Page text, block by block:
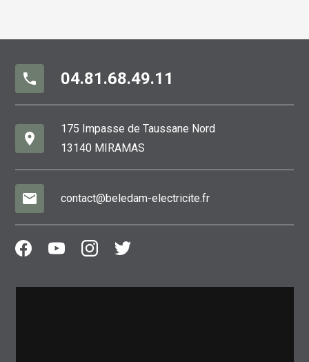
phone 04.81.68.49.11
place
175 Impasse de Taussane Nord
13140 MIRAMAS
mail contact@beledam-electricite.fr